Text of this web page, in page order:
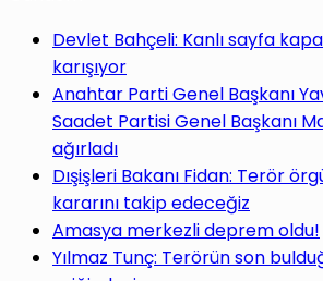
Devlet Bahçeli: Kanlı sayfa
karışıyor
Anahtar Parti Genel Başkanı
Saadet Partisi Genel Başkanı
ağırladı
Dışişleri Bakanı Fidan: Terör
kararını takip edeceğiz
Amasya merkezli deprem oldu!
Yılmaz Tunç: Terörün son